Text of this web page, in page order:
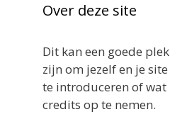
Over deze site
Dit kan een goede plek
zijn om jezelf en je site
te introduceren of wat
credits op te nemen.